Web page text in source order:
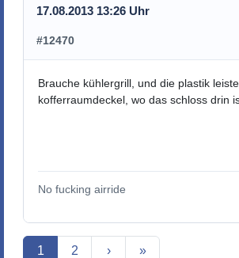
17.08.2013 13:26 Uhr
#12470
Brauche kühlergrill, und die plastik
kofferraumdeckel, wo das schloss drin
No fucking airride
Aktuelle Seite
1 2 › »